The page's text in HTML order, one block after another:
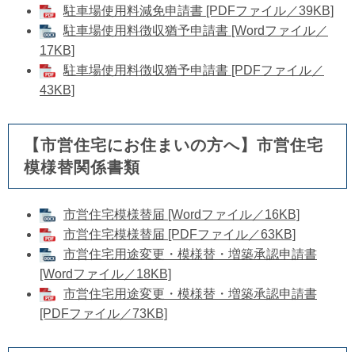
駐車場使用料減免申請書 [PDFファイル／39KB]
駐車場使用料徴収猶予申請書 [Wordファイル／
17KB]
駐車場使用料徴収猶予申請書 [PDFファイル／
43KB]
【市営住宅にお住まいの方へ】市営住宅
模様替関係書類
市営住宅模様替届 [Wordファイル／16KB]
市営住宅模様替届 [PDFファイル／63KB]
市営住宅用途変更・模様替・増築承認申請書
[Wordファイル／18KB]
市営住宅用途変更・模様替・増築承認申請書
[PDFファイル／73KB]